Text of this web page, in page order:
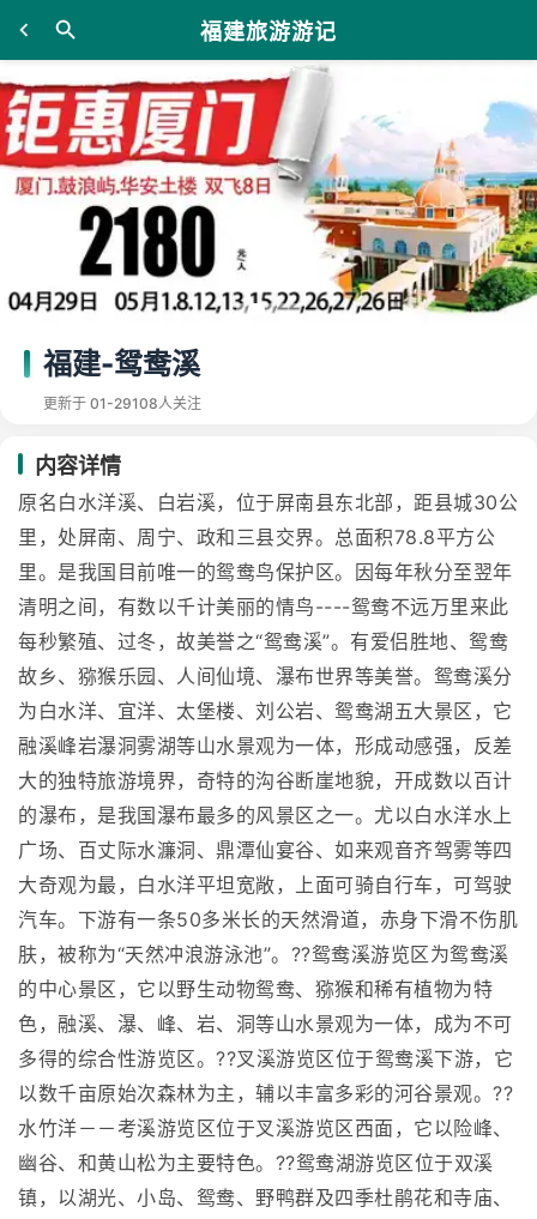
福建旅游游记
福建-鸳鸯溪
更新于 01-29108人关注
内容详情
原名白水洋溪、白岩溪，位于屏南县东北部，距县城30公
里，处屏南、周宁、政和三县交界。总面积78.8平方公
里。是我国目前唯一的鸳鸯鸟保护区。因每年秋分至翌年
清明之间，有数以千计美丽的情鸟----鸳鸯不远万里来此
每秒繁殖、过冬，故美誉之“鸳鸯溪”。有爱侣胜地、鸳鸯
故乡、猕猴乐园、人间仙境、瀑布世界等美誉。鸳鸯溪分
为白水洋、宜洋、太堡楼、刘公岩、鸳鸯湖五大景区，它
融溪峰岩瀑洞雾湖等山水景观为一体，形成动感强，反差
大的独特旅游境界，奇特的沟谷断崖地貌，开成数以百计
的瀑布，是我国瀑布最多的风景区之一。尤以白水洋水上
广场、百丈际水濂洞、鼎潭仙宴谷、如来观音齐驾雾等四
大奇观为最，白水洋平坦宽敞，上面可骑自行车，可驾驶
汽车。下游有一条50多米长的天然滑道，赤身下滑不伤肌
肤，被称为“天然冲浪游泳池”。??鸳鸯溪游览区为鸳鸯溪
的中心景区，它以野生动物鸳鸯、猕猴和稀有植物为特
色，融溪、瀑、峰、岩、洞等山水景观为一体，成为不可
多得的综合性游览区。??叉溪游览区位于鸳鸯溪下游，它
以数千亩原始次森林为主，辅以丰富多彩的河谷景观。??
水竹洋－－考溪游览区位于叉溪游览区西面，它以险峰、
幽谷、和黄山松为主要特色。??鸳鸯湖游览区位于双溪
镇，以湖光、小岛、鸳鸯、野鸭群及四季杜鹃花和寺庙、